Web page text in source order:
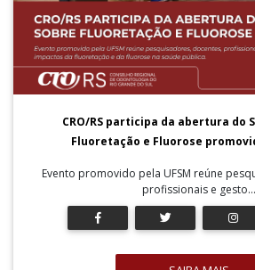
CRO/RS participa da abertura do
Fluoretação e Fluorose
Evento promovido pela UFSM reúne
profissionais e gesto...